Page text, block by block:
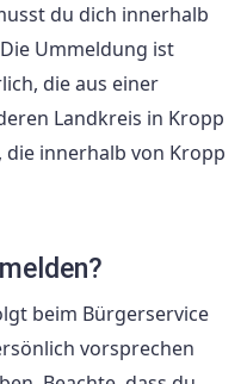
du dich innerhalb
Ummeldung ist
die aus einer
Landkreis in Kropp
die innerhalb von Kropp
beim Bürgerservice
vorsprechen